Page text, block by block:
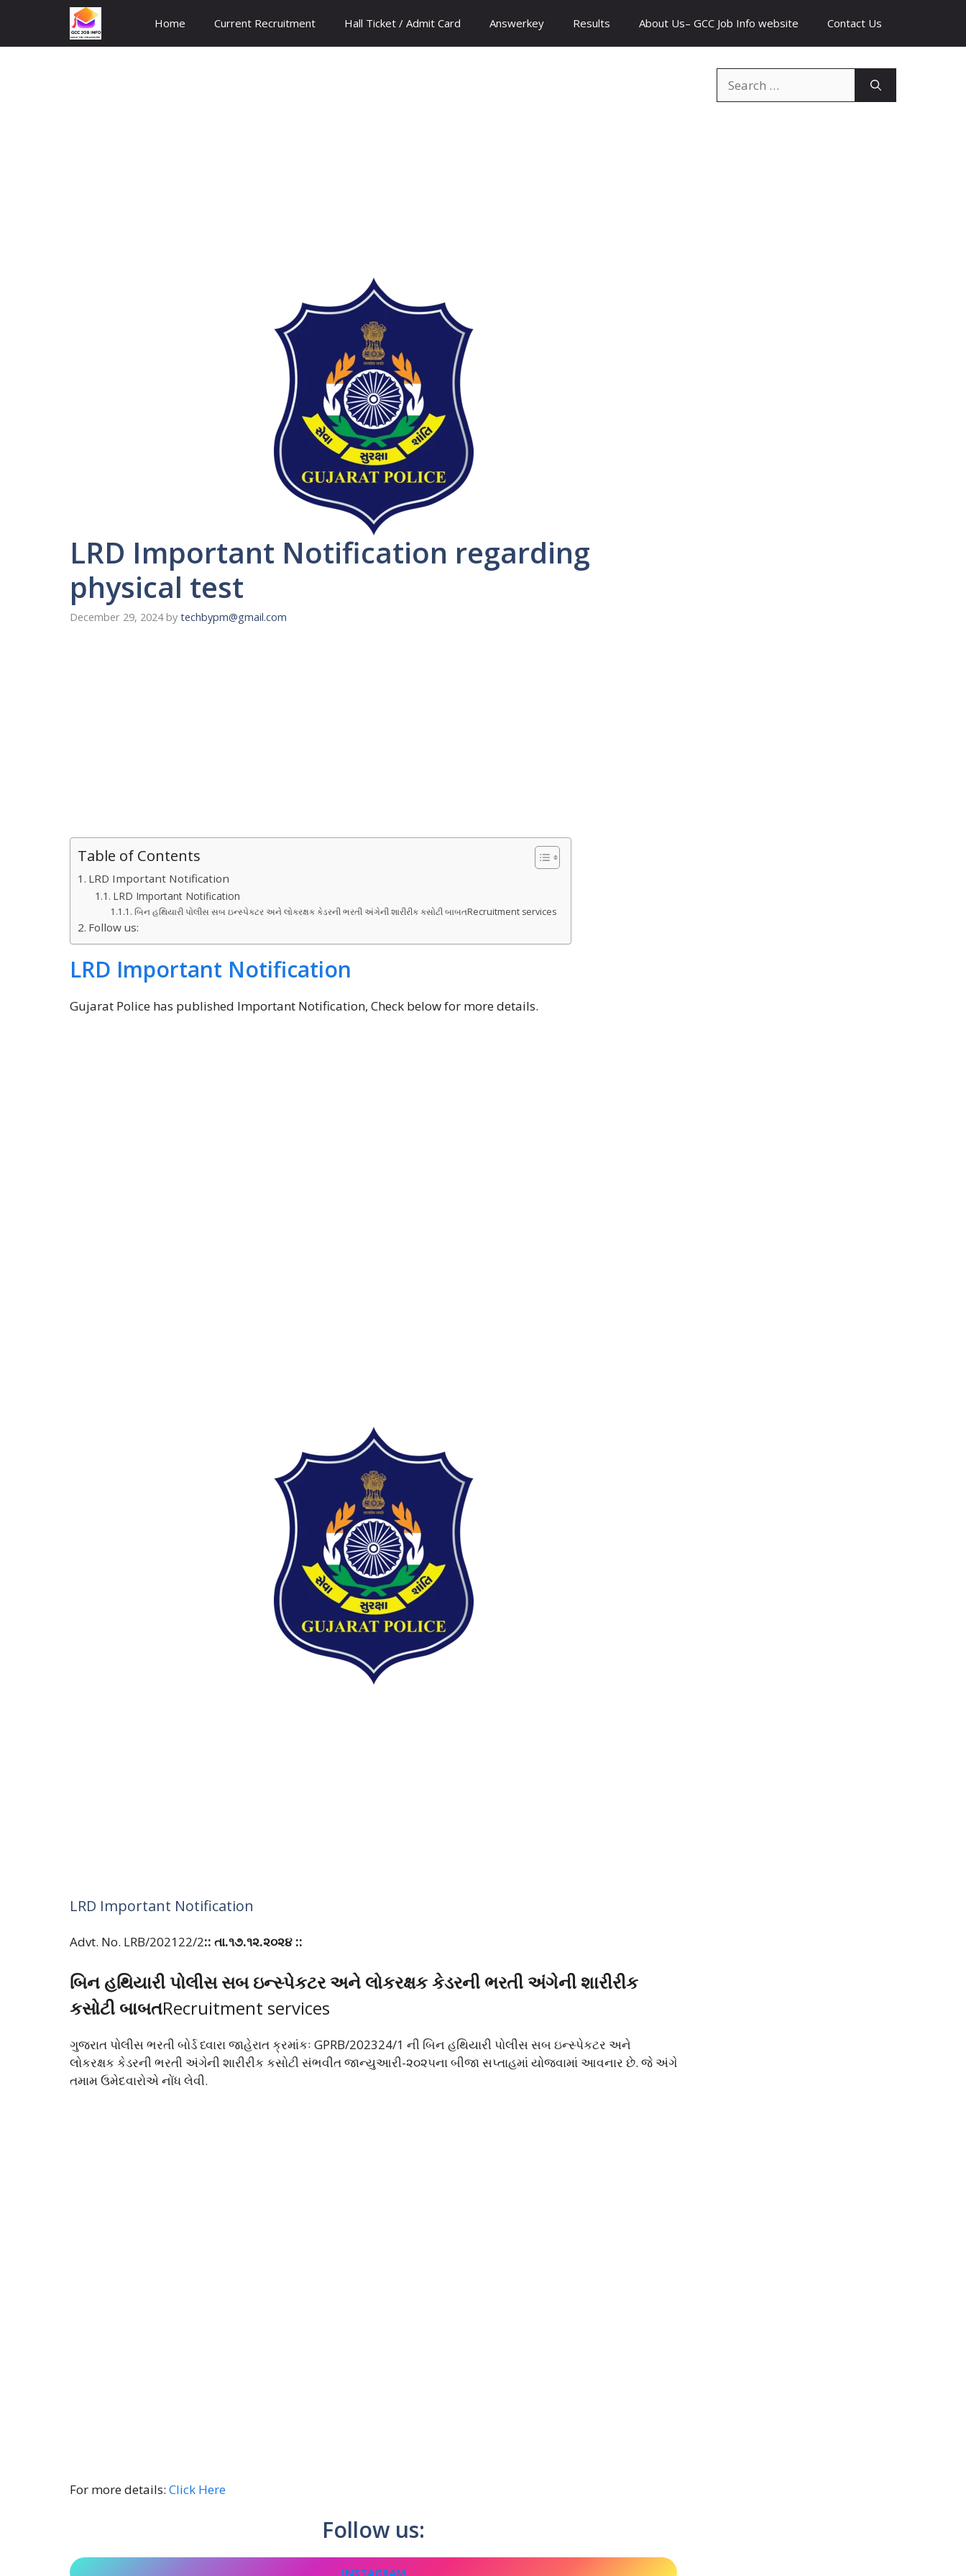
content
Home Current Recruitment Hall Ticket / Admit Card Answerkey Results About Us– GCC Job Info website Contact Us
LRD Important Notification regarding
physical test
December 29, 2024 by techbypm@gmail.com
Table of Contents
LRD Important Notification
LRD Important Notification
બિન હથિયારી પોલીસ સબ ઇન્સ્પેકટર અને લોકરક્ષક કેડરની ભરતી અંગેની શારીરીક કસોટી બાબતRecruitment services
Follow us:
LRD Important Notification
Gujarat Police has published Important Notification, Check below for more details.
LRD Important Notification
Advt. No. LRB/202122/2:: તા.૧૭.૧૨.૨૦૨૪ ::
બિન હથિયારી પોલીસ સબ ઇન્સ્પેકટર અને લોકરક્ષક કેડરની ભરતી અંગેની શારીરીક
કસોટી બાબતRecruitment services
ગુજરાત પોલીસ ભરતી બોર્ડ ધ્વારા જાહેરાત ક્રમાંકઃ GPRB/202324/1 ની બિન હથિયારી પોલીસ સબ ઇન્સ્પેકટર અને
લોકરક્ષક કેડરની ભરતી અંગેની શારીરીક કસોટી સંભવીત જાન્યુઆરી-૨૦૨૫ના બીજા સપ્તાહમાં યોજવામાં આવનાર છે. જે અંગે
તમામ ઉમેદવારોએ નોંધ લેવી.
For more details: Click Here
Follow us:
INSTAGRAM
for: